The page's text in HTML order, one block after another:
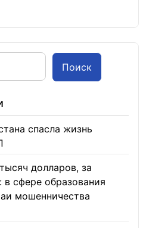
Поиск
спасла жизнь
долларов, за
сфере образования
мошенничества